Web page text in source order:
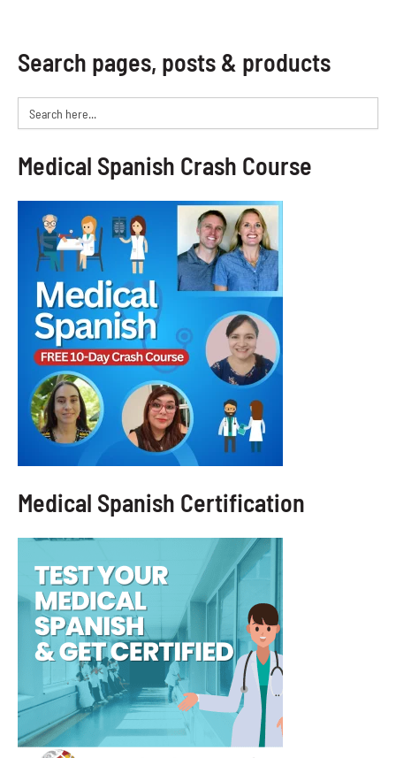
Search pages, posts & products
Search
for:
Medical Spanish Crash Course
Medical Spanish Certification